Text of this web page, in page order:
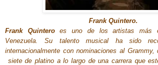
Frank Quintero.
Frank Quinteroes uno de los artistas más
Venezuela. Su talento musical ha sido
internacionalmente con nominaciones al
siete de platino a lo largo de una carrera que